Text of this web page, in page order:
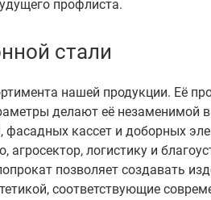
профлиста.
стали
нашей продукции. Её
делают её незаменимой в
фасадных кассет и доборных
агросектор, логистику и
позволяет создавать
соответствующие